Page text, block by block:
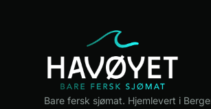
Bare fersk sjømat. Hjemlevert i